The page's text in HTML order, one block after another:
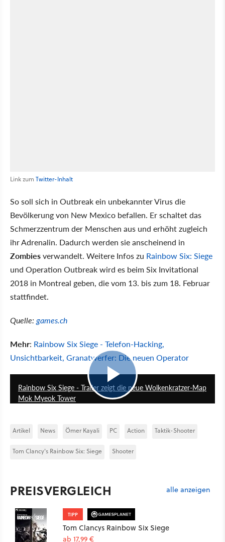
Link zum Twitter-Inhalt
So soll sich in Outbreak ein unbekannter Virus die
Bevölkerung von New Mexico befallen. Er schaltet das
Schmerzzentrum der Menschen aus und erhöht zugleich
ihr Adrenalin. Dadurch werden sie anscheinend in
Zombiesverwandelt. Weitere Infos zu Rainbow Six: Siege
und Operation Outbreak wird es beim Six Invitational
2018 in Montreal geben, die vom 13. bis zum 18. Februar
stattfindet.
Quelle: games.ch
Mehr: Rainbow Six Siege - Telefon-Hacking,
Unsichtbarkeit, Granatwerfer: Die neuen Operator
Rainbow Six Siege - Trailer zeigt die neue Wolkenkratzer-Map
Mok Myeok Tower
Artikel News Ömer Kayali PC Action Taktik-Shooter
Tom Clancy's Rainbow Six: Siege Shooter
PREISVERGLEICH alle anzeigen
TIPP
Tom Clancys Rainbow Six Siege
ab 17,99 €